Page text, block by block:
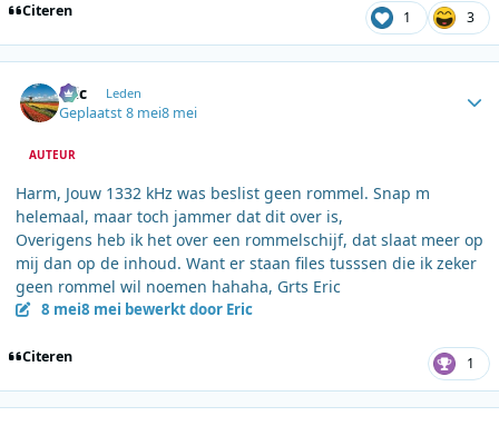
Citeren 1 3
Eric Leden
Geplaatst8 mei8 mei
AUTEUR
Harm, Jouw 1332 kHz was beslist geen rommel. Snap m
helemaal, maar toch jammer dat dit over is,
Overigens heb ik het over een rommelschijf, dat slaat meer op
mij dan op de inhoud. Want er staan files tusssen die ik zeker
geen rommel wil noemen hahaha, Grts Eric
8 mei8 mei bewerkt door Eric
Citeren 1